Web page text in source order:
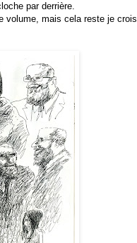
par derrière.
volume, mais cela reste je crois